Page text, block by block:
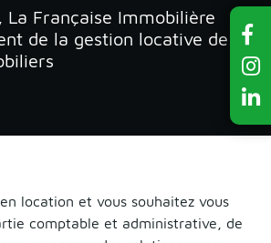
La Française Immobilière
de la gestion locative de
location et vous souhaitez vous
comptable et administrative, de